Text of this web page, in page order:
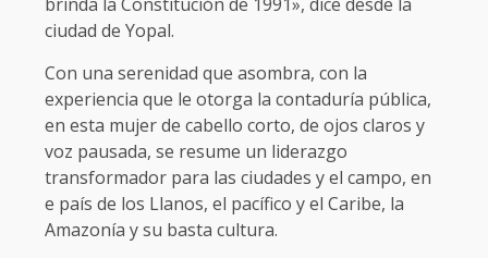
ciudad de Yopal.
Con una serenidad que asombra, con la
experiencia que le otorga la contaduría pública,
en esta mujer de cabello corto, de ojos claros y
voz pausada, se resume un liderazgo
transformador para las ciudades y el campo, en
e país de los Llanos, el pacífico y el Caribe, la
Amazonía y su basta cultura.